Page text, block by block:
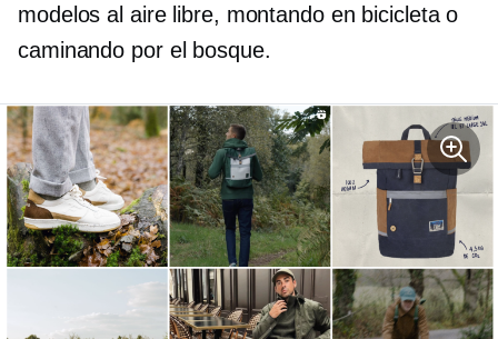
modelos al aire libre, montando en bicicleta o
caminando por el bosque.